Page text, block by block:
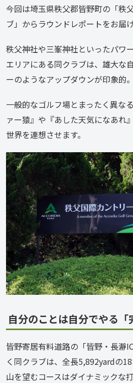
今回は埼玉県秩父郡皆野町の「秩
ブ」からラウンドレポートをお届
秩父神社や三峯神社といったパワ
エリアにある同クラブは、雄大な
ーのようなアップダウンが印象的。
一般的なゴルフ場とまったく異な
ァー猿』や『あした天気になあれ
世界を連想させます。
自分のことは自分でやる「
皆野寄居有料道路の「皆野・長瀞
く同クラブは、全長5,892yardの
山を望むコースはダイナミックな